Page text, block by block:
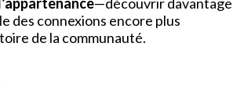
des connexions encore plus
de la communauté.